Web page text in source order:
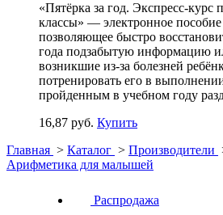
«Пятёрка за год. Экспресс-курс
классы» — электронное пособие
позволяющее быстро
года подзабытую информацию
возникшие из-за болезней
потренировать его в
пройденным в учебном году
16,87 руб. Купить
Главная > Каталог > Производители
Арифметика для малышей
Распродажа